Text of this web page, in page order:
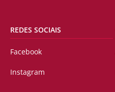
REDES SOCIAIS
Facebook
Instagram